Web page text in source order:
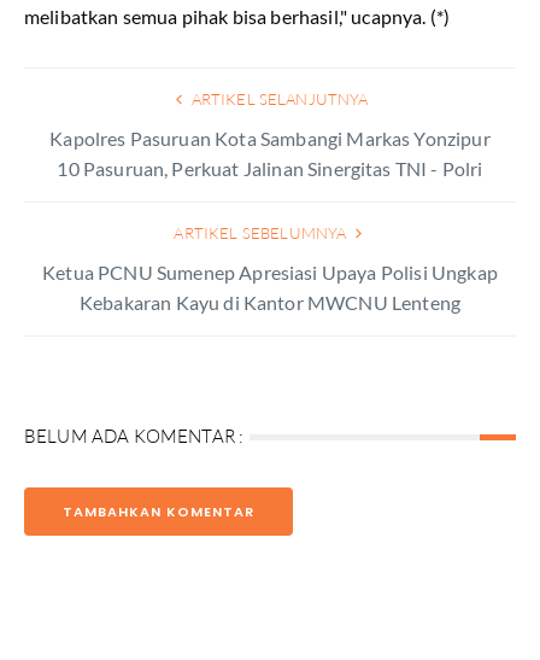
melibatkan semua pihak bisa berhasil," ucapnya. (*)
ARTIKEL SELANJUTNYA
Kapolres Pasuruan Kota Sambangi Markas Yonzipur
10 Pasuruan, Perkuat Jalinan Sinergitas TNI - Polri
ARTIKEL SEBELUMNYA
Ketua PCNU Sumenep Apresiasi Upaya Polisi Ungkap
Kebakaran Kayu di Kantor MWCNU Lenteng
BELUM ADA KOMENTAR :
TAMBAHKAN KOMENTAR